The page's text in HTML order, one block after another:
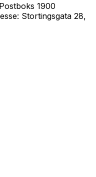
1900
Stortingsgata 28,